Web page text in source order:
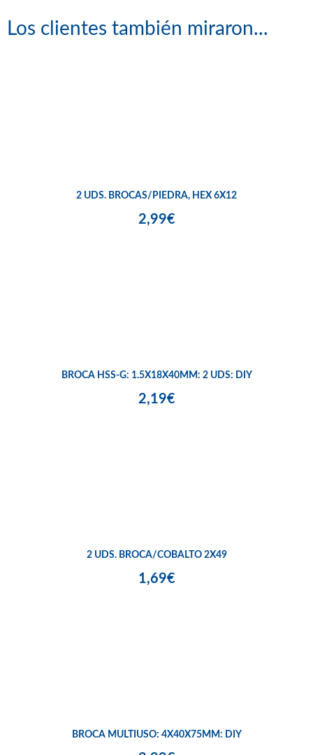
Los clientes también miraron...
2 UDS. BROCAS/PIEDRA, HEX 6X12
2,99€
BROCA HSS-G: 1.5X18X40MM: 2 UDS: DIY
2,19€
2 UDS. BROCA/COBALTO 2X49
1,69€
BROCA MULTIUSO: 4X40X75MM: DIY